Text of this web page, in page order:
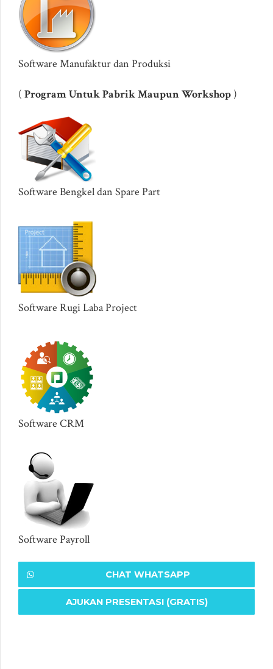
Software Manufaktur dan Produksi
( Program Untuk Pabrik Maupun Workshop )
Software Bengkel dan Spare Part
Software Rugi Laba Project
Software CRM
Software Payroll
CHAT WHATSAPP
AJUKAN PRESENTASI (GRATIS)